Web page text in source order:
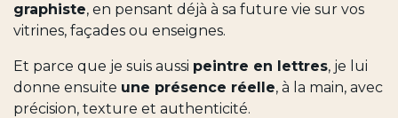
graphiste, en pensant déjà à sa future vie sur vos
vitrines, façades ou enseignes.
Et parce que je suis aussi peintre en lettres, je lui
donne ensuite une présence réelle, à la main, avec
précision, texture et authenticité.